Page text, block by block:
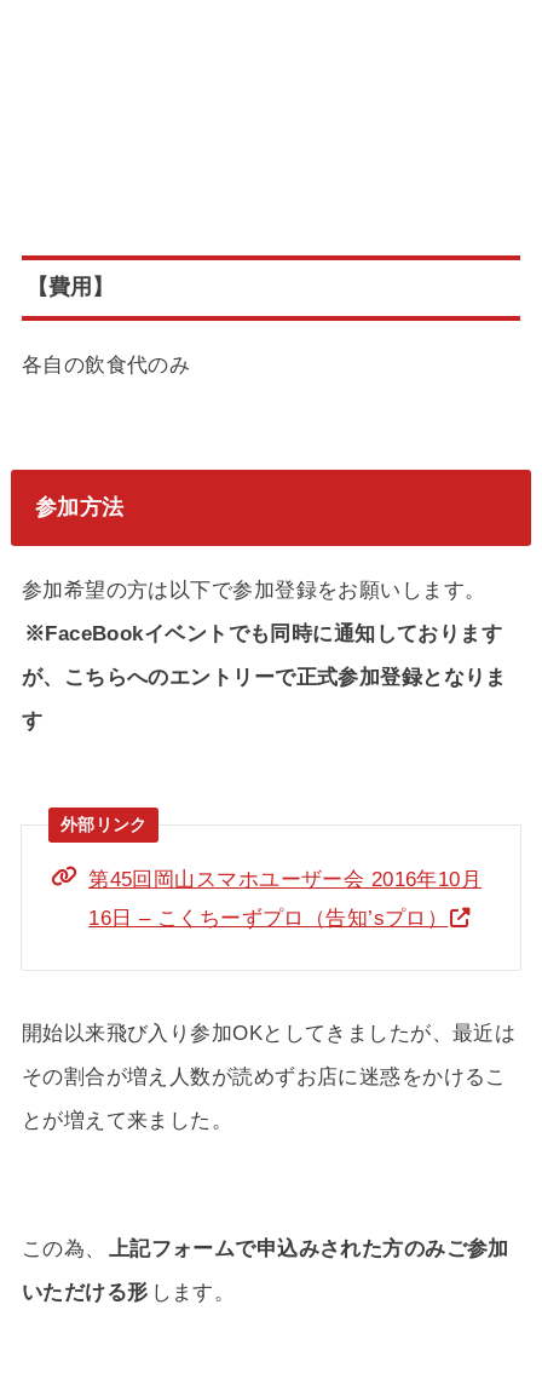
【費用】
各自の飲食代のみ
参加方法
参加希望の方は以下で参加登録をお願いします。
※FaceBookイベントでも同時に通知しております
が、こちらへのエントリーで正式参加登録となりま
す
第45回岡山スマホユーザー会 2016年10月
16日 – こくちーずプロ（告知’sプロ）
開始以来飛び入り参加OKとしてきましたが、最近は
その割合が増え人数が読めずお店に迷惑をかけるこ
とが増えて来ました。
この為、
上記フォームで申込みされた方のみご参加
いただける形 します。